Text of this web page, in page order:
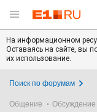
На информационном
Оставаясь на сайте, вы
их использование.
Поиск по форумам
Общение Обсуждение